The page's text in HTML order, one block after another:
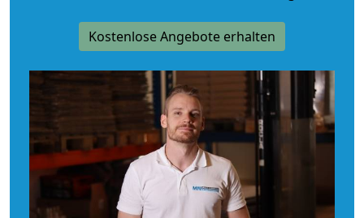
Kostenlose Angebote erhalten